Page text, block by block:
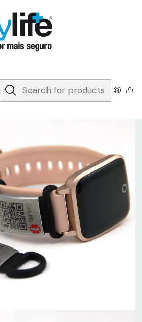
SOCORRISTAS ACEDER
SEUS DADOS ATRAVÉS DE UM QR CODE
Saber mais